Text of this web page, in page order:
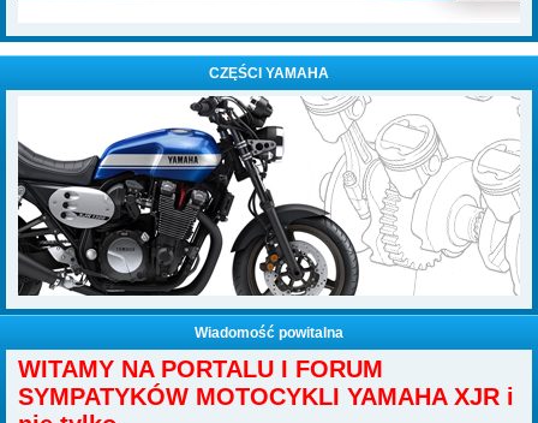
CZĘŚCI YAMAHA
Wiadomość powitalna
WITAMY NA PORTALU I FORUM
SYMPATYKÓW MOTOCYKLI YAMAHA XJR i